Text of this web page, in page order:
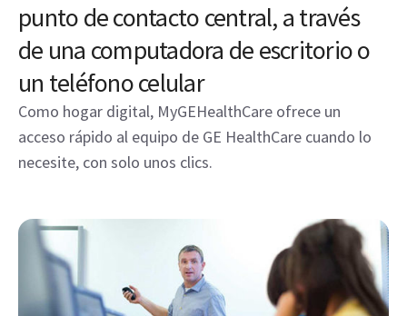
punto de contacto central, a través
de una computadora de escritorio o
un teléfono celular
Como hogar digital, MyGEHealthCare ofrece un
acceso rápido al equipo de GE HealthCare cuando lo
necesite, con solo unos clics.